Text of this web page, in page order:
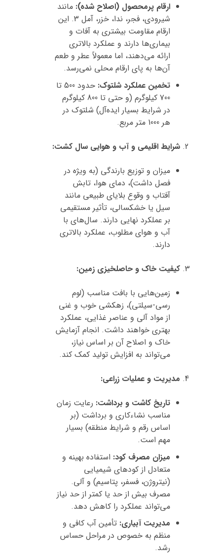
ارقام پرمحصول (اصلاح شده): مانند
شیرودی، فجر، ندا، خزر، آمل 3. این
ارقام مقاومت بیشتری به آفات و
بیماری‌ها دارند و عملکرد بالاتری
ارائه می‌دهند، اما معمولاً عطر و طعم
آن‌ها به پای ارقام محلی نمی‌رسد.
تخمین عملکرد شلتوک:
حدود 500 تا
700 کیلوگرم (و حتی تا 800 کیلوگرم
در شرایط بسیار ایده‌آل) شلتوک در
هر 1000 متر مربع.
شرایط اقلیمی و آب و هوایی سال کشت:
میزان و توزیع بارندگی (به ویژه در
فصل داشت)، دمای هوا، تابش
آفتاب و وقوع بلایای طبیعی مانند
سیل یا خشکسالی، تأثیر مستقیمی
بر عملکرد نهایی دارند. سال‌های با
آب و هوای مطلوب، عملکرد بالاتری
دارند.
کیفیت خاک و حاصلخیزی زمین:
زمین‌هایی با بافت مناسب (لوم
رسی-سیلتی)، زهکشی خوب و غنی
از مواد آلی و عناصر غذایی، عملکرد
بهتری خواهند داشت. انجام آزمایش
خاک و اصلاح آن بر اساس نیاز،
می‌تواند به افزایش تولید کمک کند.
مدیریت و عملیات زراعی:
تاریخ کاشت و برداشت: رعایت زمان
مناسب نشاءکاری و برداشت (بر
اساس رقم و شرایط منطقه) بسیار
مهم است.
میزان مصرف کود: استفاده بهینه و
متعادل از کودهای شیمیایی
(نیتروژن، فسفر، پتاسیم) و آلی.
مصرف بیش از حد یا کمتر از حد نیاز
می‌تواند عملکرد را کاهش دهد.
مدیریت آبیاری: تأمین آب کافی و
منظم به خصوص در مراحل حساس
رشد.